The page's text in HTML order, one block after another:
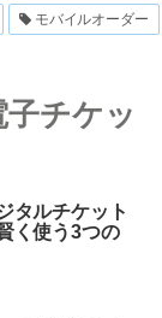
モバイルオーダー
チケッ
タルチケット
く使う3つの